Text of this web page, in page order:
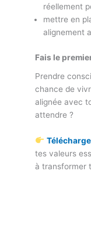
réellement
mettre en
alignement
Fais le
Prendre
chance de
alignée avec
attendre ?
tes valeurs
à transformer